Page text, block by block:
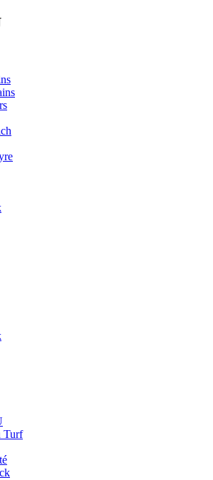
Turf